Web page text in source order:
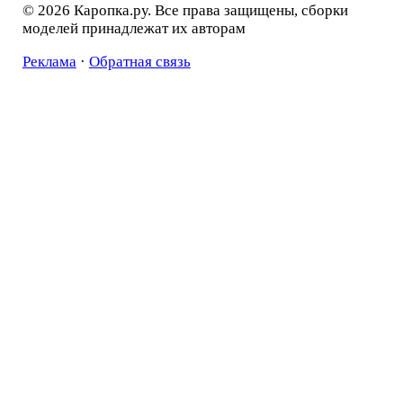
© 2026 Каропка.ру. Все права защищены, сборки
моделей принадлежат их авторам
Реклама · Обратная связь